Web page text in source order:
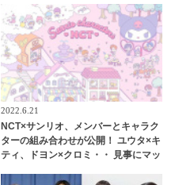
る姿がかわいすぎる
2022.6.21
NCT×サンリオ、メンバーとキャラク
ターの組み合わせが公開！ ユウタ×キ
ティ、ドヨン×クロミ・・ 見事にマッ